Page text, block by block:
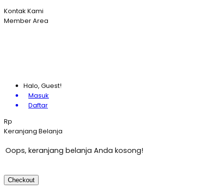
Kontak Kami
Member Area
Halo, Guest!
Masuk
Daftar
Rp
Keranjang Belanja
Oops, keranjang belanja Anda kosong!
Checkout